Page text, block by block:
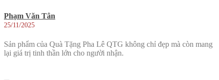
Phạm Văn Tân
25/11/2025
Sản phẩm của Quà Tặng Pha Lê QTG không chỉ đẹp mà còn mang
lại giá trị tinh thần lớn cho người nhận.